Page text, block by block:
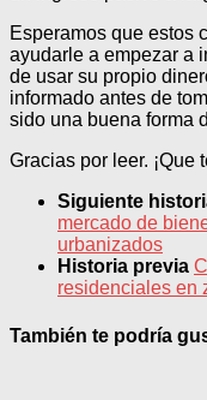
Esperamos que estos
ayudarle a empezar a
de usar su propio
informado antes de
sido una buena forma
Gracias por leer. ¡Que
Siguiente
mercado de
urbanizados
Historia previa
residenciales en
También te podría